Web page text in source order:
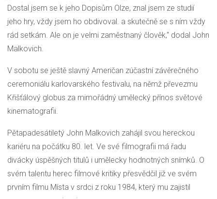
Dostal jsem se k jeho Dopisům Olze, znal jsem ze studií
jeho hry, vždy jsem ho obdivoval. a skutečně se s ním vždy
rád setkám. Ale on je velmi zaměstnaný člověk," dodal John
Malkovich.
V sobotu se ještě slavný Američan zúčastní závěrečného
ceremoniálu karlovarského festivalu, na němž převezmu
Křišťálový globus za mimořádný umělecký přínos světové
kinematografii.
Pětapadesátiletý John Malkovich zahájil svou hereckou
kariéru na počátku 80. let. Ve své filmografii má řadu
divácky úspěšných titulů i umělecky hodnotných snímků. O
svém talentu herec filmové kritiky přesvědčil již ve svém
prvním filmu Místa v srdci z roku 1984, který mu zajistil